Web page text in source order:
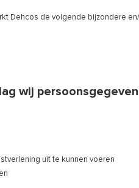
Dehcos de volgende bijzondere
wij
uit te kunnen voeren